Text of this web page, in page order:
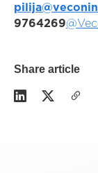
9764269
Share article